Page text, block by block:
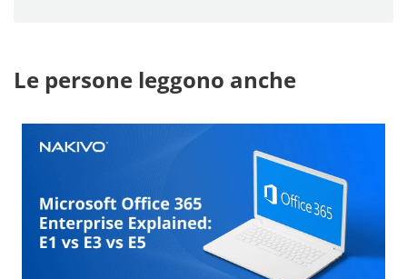
Le persone leggono anche